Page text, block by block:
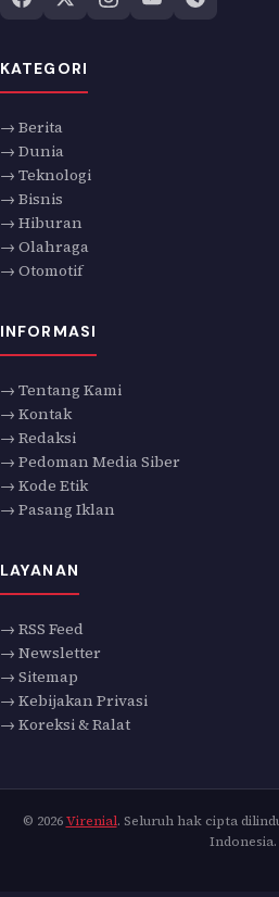
KATEGORI
→ Berita
→ Dunia
→ Teknologi
→ Bisnis
→ Hiburan
→ Olahraga
→ Otomotif
INFORMASI
→ Tentang Kami
→ Kontak
→ Redaksi
→ Pedoman Media Siber
→ Kode Etik
→ Pasang Iklan
LAYANAN
→ RSS Feed
→ Newsletter
→ Sitemap
→ Kebijakan Privasi
→ Koreksi & Ralat
© 2026Virenial. Seluruh hak cipta
Indonesia.